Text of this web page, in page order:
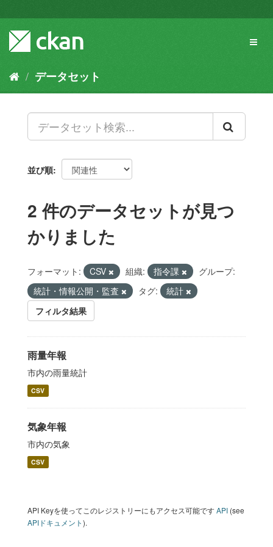
キ
容
データセット
並び順
2 件のデータセットが見つ
かりました
フォーマット: CSV 組織: 指令課
グループ:
統計・情報公開・監査
タグ:
統計
フィルタ結果
雨量年報
市内の雨量統計
CSV
気象年報
市内の気象
CSV
API Keyを使ってこのレジストリーにもアクセス可能ですAPI (see
APIドキュメント).